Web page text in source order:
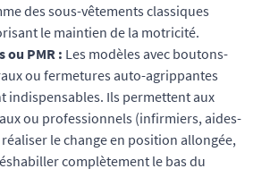
des sous-vêtements classiques
le maintien de la motricité.
ou PMR : Les modèles avec boutons-
ou fermetures auto-agrippantes
indispensables. Ils permettent aux
ou professionnels (infirmiers, aides-
le change en position allongée,
complètement le bas du